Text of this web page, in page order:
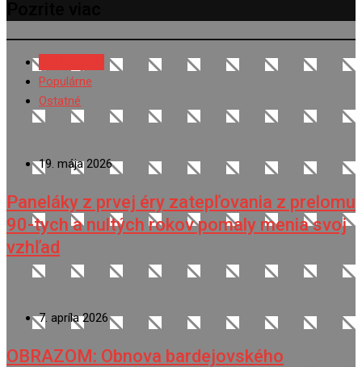
Populárne
Ostatné
19. mája 2026
Paneláky z prvej éry zatepľovania z prelomu
90-tych a nultých rokov pomaly menia svoj
vzhľad
7. apríla 2026
OBRAZOM: Obnova bardejovského